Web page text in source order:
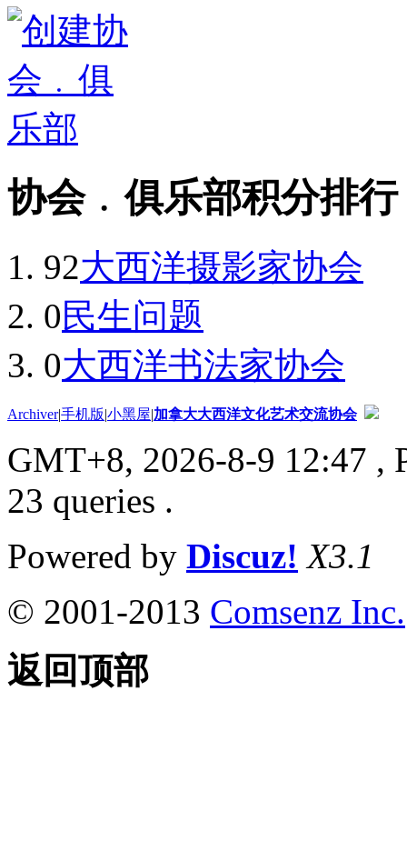
协会﹒俱乐部积分排行
92大西洋摄影家协会
0民生问题
0大西洋书法家协会
Archiver|手机版|小黑屋|加拿大大西洋文化艺术交流协会
GMT+8, 2026-8-9 12:47 ,
23 queries .
Powered by Discuz! X3.1
© 2001-2013 Comsenz Inc.
返回顶部